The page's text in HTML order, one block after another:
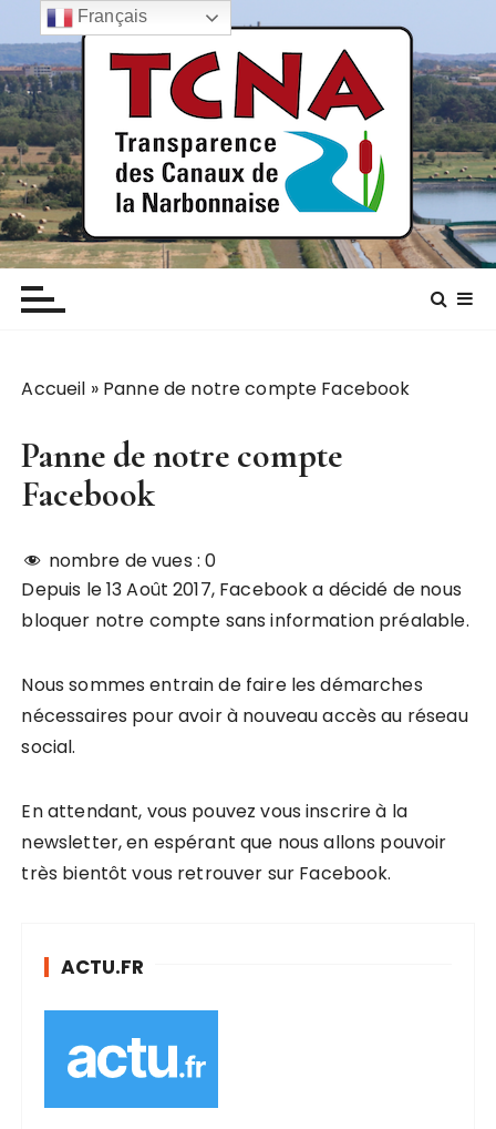
a
s
s
e
r
a
u
c
o TCNA NARBONNE
Transparence des canaux de la narbonnaise
Accueil » Panne de notre compte Facebook
Panne de notre compte
Facebook
nombre de vues : 0
Depuis le 13 Août 2017, Facebook a décidé de nous
bloquer notre compte sans information préalable.
Nous sommes entrain de faire les démarches
nécessaires pour avoir à nouveau accès au réseau
social.
En attendant, vous pouvez vous inscrire à la
newsletter, en espérant que nous allons pouvoir
très bientôt vous retrouver sur Facebook.
ACTU.FR
Français